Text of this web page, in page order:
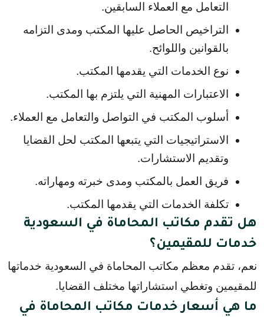
التعامل مع العملاء السابقين.
بالقوانين واللوائح.
نوع الخدمات التي يقدمها المكتب.
الاعتبارات المهنية التي يلتزم بها المكتب.
أسلوب المكتب في التواصل والتعامل مع العملاء.
وتقديم الاستشارات.
فريق العمل بالمكتب ومدى خبرته ومهاراته.
تكلفة الخدمات التي يقدمها المكتب.
هل تقدم مكاتب المحاماة في السعودية
خدمات للمقيمين؟
للمقيمين وتغطي استشاراتها مختلف القضايا.
ما هي أسعار خدمات مكاتب المحاماة في